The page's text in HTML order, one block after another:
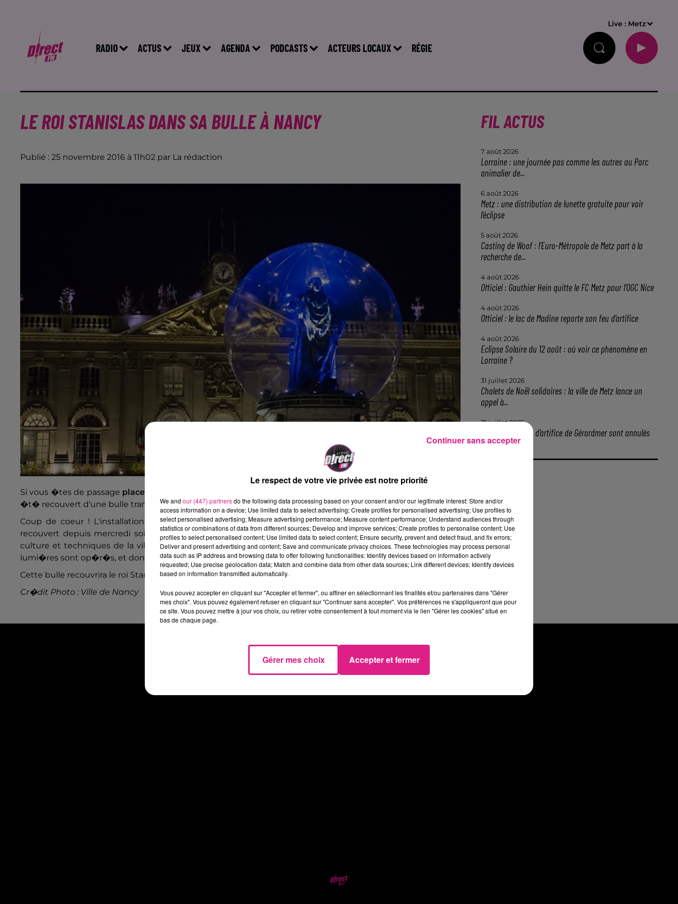
RADIO ACTUS JEUX AGENDA PODCASTS ACTEURS LOCAUX RÉGIE
Live : Metz
LE ROI STANISLAS DANS SA BULLE À NANCY
Publié : 25 novembre 2016 à 11h02 par La rédaction
Si vous �tes de passage place Stanislas � Nancy
�t� recouvert d'une bulle transparente...
Coup de coeur ! L'installation a beaucoup fait r�agir et de mani�re tr�s positive ! Le roi polonais est
recouvert depuis mercredi soir d'une grosse bulle transparente. Une installation r�alis�e par les services
culture et techniques de la ville pour les f�tes. A la tomb�e de la nuit, la boule s'illumine, et des jeux de
lumi�res sont op�r�s, et donnent l'illusion de flocons, � l'image vous l'aurez compris, d'une boule de neige.
Cette bulle recouvrira le roi Stanislasjusqu'au 9 Janvier prochain.
Cr�dit Photo : Ville de Nancy
FIL ACTUS
7 août 2026
Lorraine : une journée pas comme les autres au Parc
animalier de...
6 août 2026
Metz : une distribution de lunette gratuite pour voir
l’éclipse
5 août 2026
Casting de Woof : l'Euro-Métropole de Metz part à la
recherche de...
4 août 2026
Officiel : Gauthier Hein quitte le FC Metz pour l'OGC Nice
4 août 2026
Officiel : le lac de Madine reporte son feu d’artifice
4 août 2026
Eclipse Solaire du 12 août : où voir ce phénomène en
Lorraine ?
31 juillet 2026
Chalets de Noël solidaires : la ville de Metz lance un
appel à...
31 juillet 2026
Vosges : les feux d’artifice de Gérardmer sont annulés
Le respect de votre vie privée est notre priorité
We and our (447) partnersdo the following data processing based on your consent and/or our legitimate interest: Store and/or
access information on a device; Use limited data to select advertising; Create profiles for personalised advertising; Use profiles to
select personalised advertising; Measure advertising performance; Measure content performance; Understand audiences through
statistics or combinations of data from different sources; Develop and improve services; Create profiles to personalise content; Use
profiles to select personalised content; Use limited data to select content; Ensure security, prevent and detect fraud, and fix errors;
Deliver and present advertising and content; Save and communicate privacy choices. These technologies may process personal
data such as IP address and browsing data to offer following functionalities: Identify devices based on information actively
requested; Use precise geolocation data; Match and combine data from other data sources; Link different devices; Identify devices
based on information transmitted automatically.
Vous pouvez accepter en cliquant sur "Accepter et fermer", ou affiner en sélectionnant les finalités et/ou partenaires dans "Gérer
mes choix". Vous pouvez également refuser en cliquant sur "Continuer sans accepter". Vos préférences ne s'appliqueront que pour
ce site. Vous pouvez mettre à jour vos choix, ou retirer votre consentement à tout moment via le lien "Gérer les cookies" situé en
bas de chaque page.
Gérer mes choix Accepter et fermer
Continuer sans accepter